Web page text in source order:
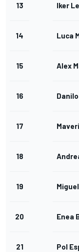
13 Iker
14 Luca
15 Alex
16
17
18
19
20 Enea
21 Pol